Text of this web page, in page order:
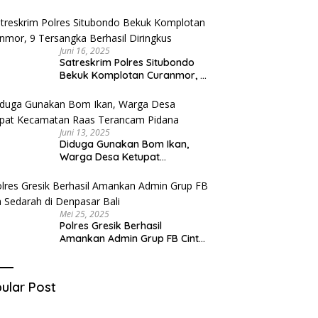
Juni 16, 2025
Satreskrim Polres Situbondo
Bekuk Komplotan Curanmor, 9
Juni 13, 2025
Diduga Gunakan Bom Ikan,
Warga Desa Ketupat
Pidana
Mei 25, 2025
Polres Gresik Berhasil
Amankan Admin Grup FB Cinta
Post